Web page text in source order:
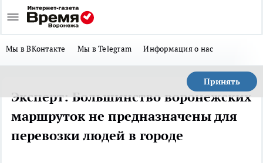
Мы в ВКонтакте Мы в Telegram Информация о нас
Принять
Эксперт: Большинство воронежских
маршруток не предназначены для
перевозки людей в городе